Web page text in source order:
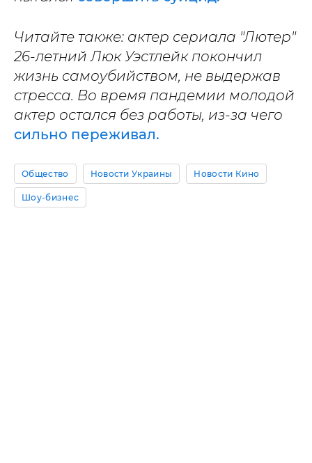
Читайте также: актер сериала "Лютер"
26-летний Люк Уэстлейк покончил
жизнь самоубийством, не выдержав
стресса. Во время пандемии молодой
актер остался без работы, из-за чего
сильно переживал.
Общество Новости Украины Новости Кино
Шоу-бизнес